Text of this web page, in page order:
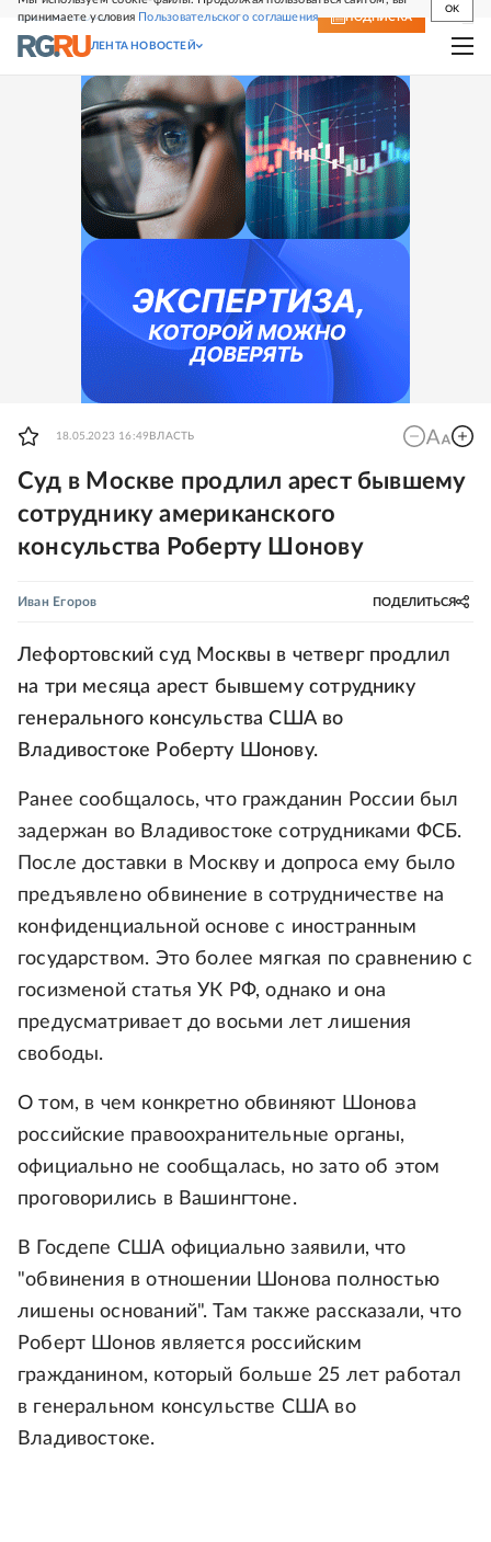
принимаете условия Пользовательского соглашения
OK
СВЕЖИЙ НОМЕР ПОДПИСКА
ЛЕНТА НОВОСТЕЙ
18.05.2023 16:49 ВЛАСТЬ
Суд в Москве продлил арест бывшему
сотруднику американского
консульства Роберту Шонову
Иван Егоров ПОДЕЛИТЬСЯ
Лефортовский суд Москвы в четверг продлил
на три месяца арест бывшему сотруднику
генерального консульства США во
Владивостоке Роберту Шонову.
Ранее сообщалось, что гражданин России был
задержан во Владивостоке сотрудниками ФСБ.
После доставки в Москву и допроса ему было
предъявлено обвинение в сотрудничестве на
конфиденциальной основе с иностранным
государством. Это более мягкая по сравнению с
госизменой статья УК РФ, однако и она
предусматривает до восьми лет лишения
свободы.
О том, в чем конкретно обвиняют Шонова
российские правоохранительные органы,
официально не сообщалась, но зато об этом
проговорились в Вашингтоне.
В Госдепе США официально заявили, что
"обвинения в отношении Шонова полностью
лишены оснований". Там также рассказали, что
Роберт Шонов является российским
гражданином, который больше 25 лет работал
в генеральном консульстве США во
Владивостоке.